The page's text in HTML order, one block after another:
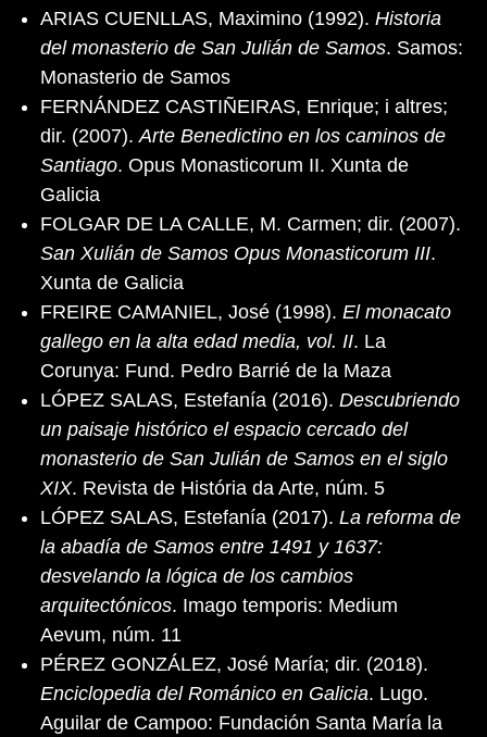
ARIAS CUENLLAS, Maximino (1992). Historia
del monasterio de San Julián de Samos. Samos:
Monasterio de Samos
FERNÁNDEZ CASTIÑEIRAS, Enrique; i altres;
dir. (2007). Arte Benedictino en los caminos de
Santiago. Opus Monasticorum II. Xunta de
Galicia
FOLGAR DE LA CALLE, M. Carmen; dir. (2007).
San Xulián de Samos Opus Monasticorum III.
Xunta de Galicia
FREIRE CAMANIEL, José (1998). El monacato
gallego en la alta edad media, vol. II. La
Corunya: Fund. Pedro Barrié de la Maza
LÓPEZ SALAS, Estefanía (2016). Descubriendo
un paisaje histórico el espacio cercado del
monasterio de San Julián de Samos en el siglo
XIX. Revista de História da Arte, núm. 5
LÓPEZ SALAS, Estefanía (2017). La reforma de
la abadía de Samos entre 1491 y 1637:
desvelando la lógica de los cambios
arquitectónicos. Imago temporis: Medium
Aevum, núm. 11
PÉREZ GONZÁLEZ, José María; dir. (2018).
Enciclopedia del Románico en Galicia. Lugo.
Aguilar de Campoo: Fundación Santa María la